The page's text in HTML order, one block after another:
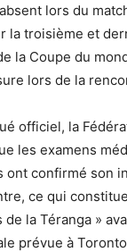
lors du
la troisième et
la Coupe du
lors de la
officiel, la
les examens
ont confirmé son
ce qui
la Téranga »
prévue à